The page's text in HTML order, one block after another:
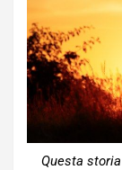
Questa